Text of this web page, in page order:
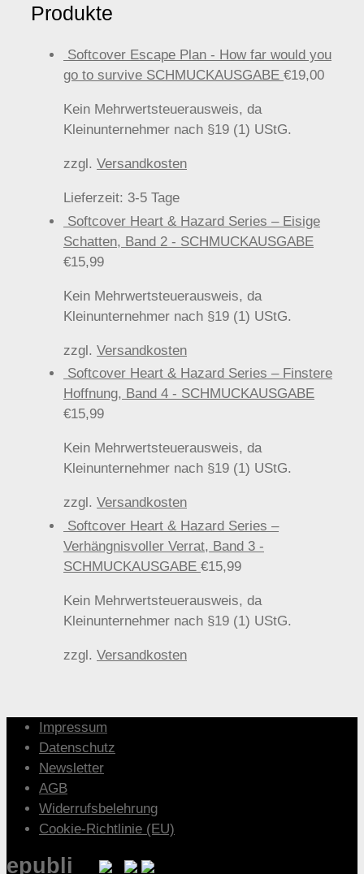
Produkte
Softcover Escape Plan - How far would you
go to survive SCHMUCKAUSGABE €19,00
Kein Mehrwertsteuerausweis, da
Kleinunternehmer nach §19 (1) UStG.
zzgl. Versandkosten
Lieferzeit: 3-5 Tage
Softcover Heart & Hazard Series – Eisige
Schatten, Band 2 - SCHMUCKAUSGABE
€15,99
Kein Mehrwertsteuerausweis, da
Kleinunternehmer nach §19 (1) UStG.
zzgl. Versandkosten
Softcover Heart & Hazard Series – Finstere
Hoffnung, Band 4 - SCHMUCKAUSGABE
€15,99
Kein Mehrwertsteuerausweis, da
Kleinunternehmer nach §19 (1) UStG.
zzgl. Versandkosten
Softcover Heart & Hazard Series –
Verhängnisvoller Verrat, Band 3 -
SCHMUCKAUSGABE €15,99
Kein Mehrwertsteuerausweis, da
Kleinunternehmer nach §19 (1) UStG.
zzgl. Versandkosten
Impressum
Datenschutz
Newsletter
AGB
Widerrufsbelehrung
Cookie-Richtlinie (EU)
epubli